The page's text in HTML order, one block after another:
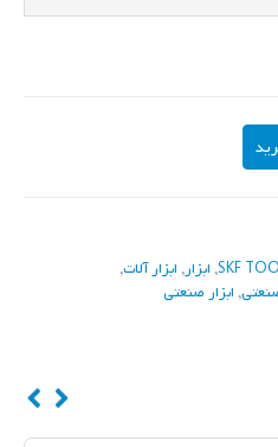
SKF
, ابزار, ابزار آلات,
, ابزار صنعتی